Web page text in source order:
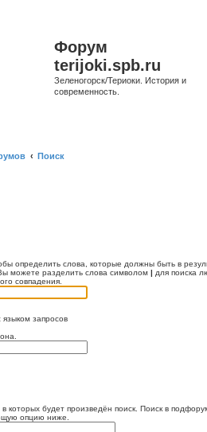
Форум
terijoki.spb.ru
Зеленогорск/Териоки. История и
современность.
Поиск
определить слова, которые должны быть в
можете разделить слова символом | для поиска
совпадения.
языком запросов
будет произведён поиск. Поиск в
опцию ниже.